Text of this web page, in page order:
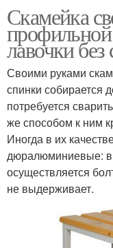
Скамейка
лавочки
Своими руками
спинки собирается
потребуется
же способом к ним
Иногда в их
дюралюминиевые: в
осуществляется
не выдерживает.